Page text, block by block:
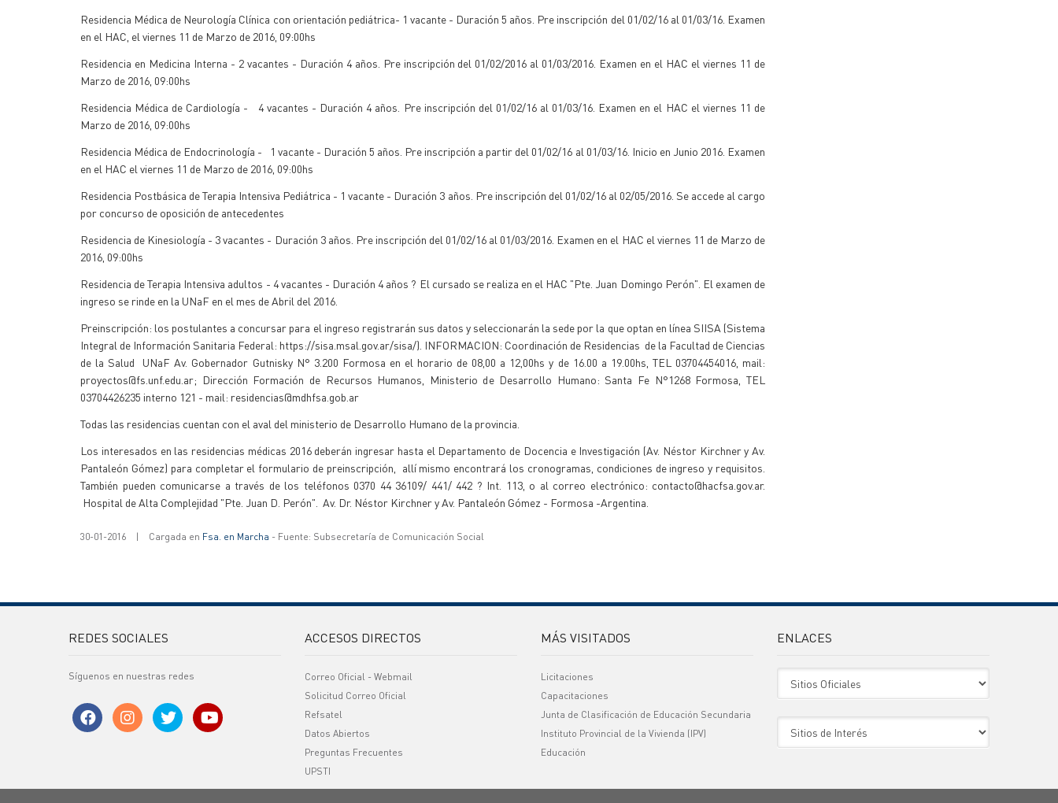
Residencia Médica de Neurología Clínica con orientación pediátrica- 1 vacante - Duración 5 años. Pre inscripción del 01/02/16 al 01/03/16. Examen
en el HAC, el viernes 11 de Marzo de 2016, 09:00hs
Residencia en Medicina Interna - 2 vacantes - Duración 4 años. Pre inscripción del 01/02/2016 al 01/03/2016. Examen en el HAC el viernes 11 de
Marzo de 2016, 09:00hs
Residencia Médica de Cardiología - 4 vacantes - Duración 4 años. Pre inscripción del 01/02/16 al 01/03/16. Examen en el HAC el viernes 11 de
Marzo de 2016, 09:00hs
Residencia Médica de Endocrinología - 1 vacante - Duración 5 años. Pre inscripción a partir del 01/02/16 al 01/03/16. Inicio en Junio 2016. Examen
en el HAC el viernes 11 de Marzo de 2016, 09:00hs
Residencia Postbásica de Terapia Intensiva Pediátrica - 1 vacante - Duración 3 años. Pre inscripción del 01/02/16 al 02/05/2016. Se accede al cargo
por concurso de oposición de antecedentes
Residencia de Kinesiología - 3 vacantes - Duración 3 años. Pre inscripción del 01/02/16 al 01/03/2016. Examen en el HAC el viernes 11 de Marzo de
2016, 09:00hs
Residencia de Terapia Intensiva adultos - 4 vacantes - Duración 4 años ? El cursado se realiza en el HAC "Pte. Juan Domingo Perón". El examen de
ingreso se rinde en la UNaF en el mes de Abril del 2016.
Preinscripción: los postulantes a concursar para el ingreso registrarán sus datos y seleccionarán la sede por la que optan en línea SIISA (Sistema
Integral de Información Sanitaria Federal: https://sisa.msal.gov.ar/sisa/). INFORMACION: Coordinación de Residencias de la Facultad de Ciencias
de la Salud UNaF Av. Gobernador Gutnisky N° 3.200 Formosa en el horario de 08,00 a 12,00hs y de 16.00 a 19.00hs, TEL 03704454016, mail:
proyectos@fs.unf.edu.ar; Dirección Formación de Recursos Humanos, Ministerio de Desarrollo Humano: Santa Fe N°1268 Formosa, TEL
03704426235 interno 121 - mail: residencias@mdhfsa.gob.ar
Todas las residencias cuentan con el aval del ministerio de Desarrollo Humano de la provincia.
Los interesados en las residencias médicas 2016 deberán ingresar hasta el Departamento de Docencia e Investigación (Av. Néstor Kirchner y Av.
Pantaleón Gómez) para completar el formulario de preinscripción, allí mismo encontrará los cronogramas, condiciones de ingreso y requisitos.
También pueden comunicarse a través de los teléfonos 0370 44 36109/ 441/ 442 ? Int. 113, o al correo electrónico: contacto@hacfsa.gov.ar.
Hospital de Alta Complejidad "Pte. Juan D. Perón". Av. Dr. Néstor Kirchner y Av. Pantaleón Gómez - Formosa -Argentina.
30-01-2016 | Cargada en Fsa. en Marcha - Fuente: Subsecretaría de Comunicación Social
REDES SOCIALES
Síguenos en nuestras redes
ACCESOS DIRECTOS
Correo Oficial - Webmail
Solicitud Correo Oficial
Refsatel
Datos Abiertos
Preguntas Frecuentes
UPSTI
MÁS VISITADOS
Licitaciones
Capacitaciones
Junta de Clasificación de Educación Secundaria
Instituto Provincial de la Vivienda (IPV)
Educación
ENLACES